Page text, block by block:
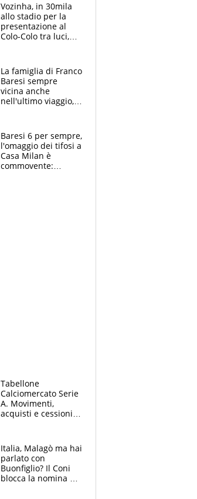
Vozinha, in 30mila
allo stadio per la
presentazione al
Colo-Colo tra luci,
La famiglia di Franco
Baresi sempre
vicina anche
nell'ultimo viaggio,
circondati
dall'affetto dei tifosi
Baresi 6 per sempre,
l'omaggio dei tifosi a
Casa Milan è
commovente:
Tabellone
Calciomercato Serie
A. Movimenti,
acquisti e cessioni:
Italia, Malagò ma hai
parlato con
Buonfiglio? Il Coni
blocca la nomina di